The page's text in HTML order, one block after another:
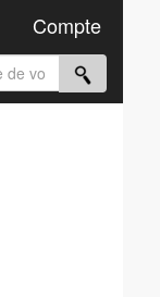
Compte